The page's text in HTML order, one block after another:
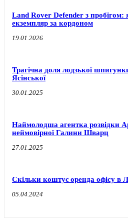
Land Rover Defender з пробігом:
екземпляр за кордоном
19.01.2026
Трагічна доля лодзької
Ясінської
30.01.2025
Наймолодша агентка розвідки
неймовірної Галини Шварц
27.01.2025
Скільки коштує оренда офісу в
05.04.2024